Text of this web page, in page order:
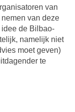
van
van deze
de Bilbao-
namelijk niet
moet geven)
te